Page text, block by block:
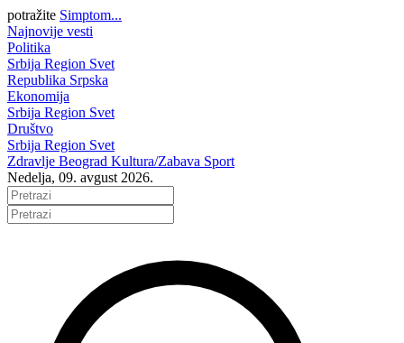
potražite Simptom...
Najnovije vesti
Politika
Srbija Region Svet
Republika Srpska
Ekonomija
Srbija Region Svet
Društvo
Srbija Region Svet
Zdravlje Beograd Kultura/Zabava Sport
Nedelja, 09. avgust 2026.